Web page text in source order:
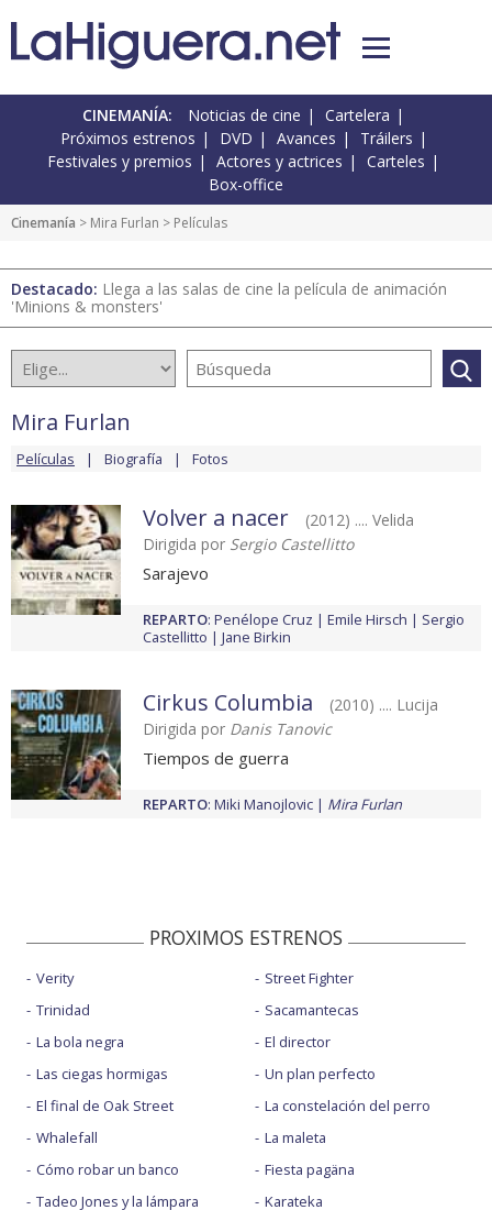
CINEMANÍA: Noticias de cine
Cartelera
Próximos estrenos
DVD Avances
Tráilers
Festivales y premios
Actores y actrices
Carteles
Box-office
Cinemanía > Mira Furlan > Películas
Destacado: Llega a las salas de cine la película de animación
'Minions & monsters'
Mira Furlan
Películas Biografía Fotos
Volver a nacer
(2012) .... Velida
Dirigida por Sergio Castellitto
Sarajevo
REPARTO: Penélope Cruz Emile Hirsch
Sergio
Castellitto
Jane Birkin
Cirkus Columbia
(2010) .... Lucija
Dirigida por Danis Tanovic
Tiempos de guerra
REPARTO: Miki Manojlovic Mira Furlan
PROXIMOS ESTRENOS
Verity
Trinidad
La bola negra
Las ciegas hormigas
El final de Oak Street
Whalefall
Cómo robar un banco
Tadeo Jones y la lámpara
Street Fighter
Sacamantecas
El director
Un plan perfecto
La constelación del perro
La maleta
Fiesta pagäna
Karateka